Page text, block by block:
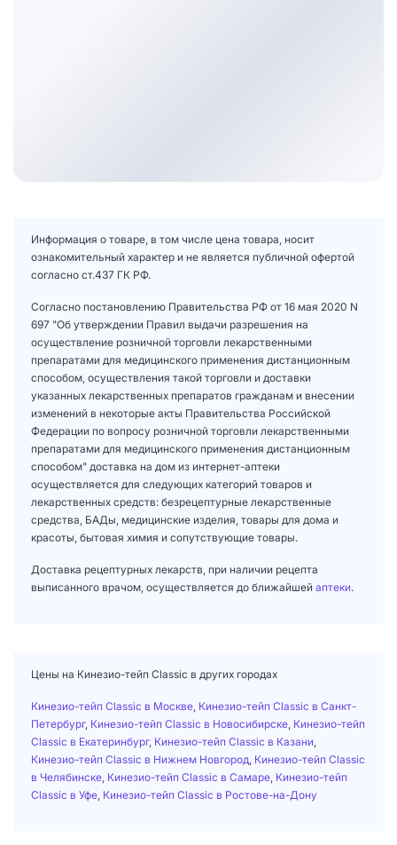
Информация о товаре, в том числе цена товара, носит
ознакомительный характер и не является публичной офертой
согласно ст.437 ГК РФ.
Согласно постановлению Правительства РФ от 16 мая 2020 N
697 "Об утверждении Правил выдачи разрешения на
осуществление розничной торговли лекарственными
препаратами для медицинского применения дистанционным
способом, осуществления такой торговли и доставки
указанных лекарственных препаратов гражданам и внесении
изменений в некоторые акты Правительства Российской
Федерации по вопросу розничной торговли лекарственными
препаратами для медицинского применения дистанционным
способом" доставка на дом из интернет-аптеки
осуществляется для следующих категорий товаров и
лекарственных средств: безрецептурные лекарственные
средства, БАДы, медицинские изделия, товары для дома и
красоты, бытовая химия и сопутствующие товары.
Доставка рецептурных лекарств, при наличии рецепта
выписанного врачом, осуществляется до ближайшей аптеки.
Цены на Кинезио-тейп Classic в других городах
Кинезио-тейп Classic в Москве Кинезио-тейп Classic в Санкт-
Петербург, Кинезио-тейп Classic в Новосибирске Кинезио-тейп
Classic в Екатеринбург, Кинезио-тейп Classic в Казани
Кинезио-тейп Classic в Нижнем Новгород Кинезио-тейп Classic
в Челябинске Кинезио-тейп Classic в Самаре Кинезио-тейп
Classic в Уфе Кинезио-тейп Classic в Ростове-на-Дону